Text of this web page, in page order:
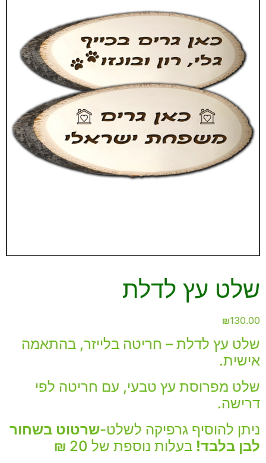
שלט עץ לדלת
₪130.00
שלט עץ לדלת – חריטה בלייזר, בהתאמה
אישית.
שלט מפרוסת עץ טבעי, עם חריטה לפי
דרישה.
ניתן להוסיף גרפיקה לשלט-שרטוט בשחור
לבן בלבד! בעלות נוספת של 20 ₪